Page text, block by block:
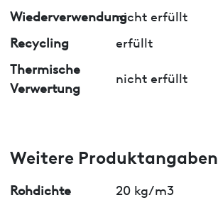
Wiederverwendungnicht erfüllt
Recycling
erfüllt
Thermische
Verwertung
nicht erfüllt
Weitere Produktangaben
Rohdichte
20 kg/m3